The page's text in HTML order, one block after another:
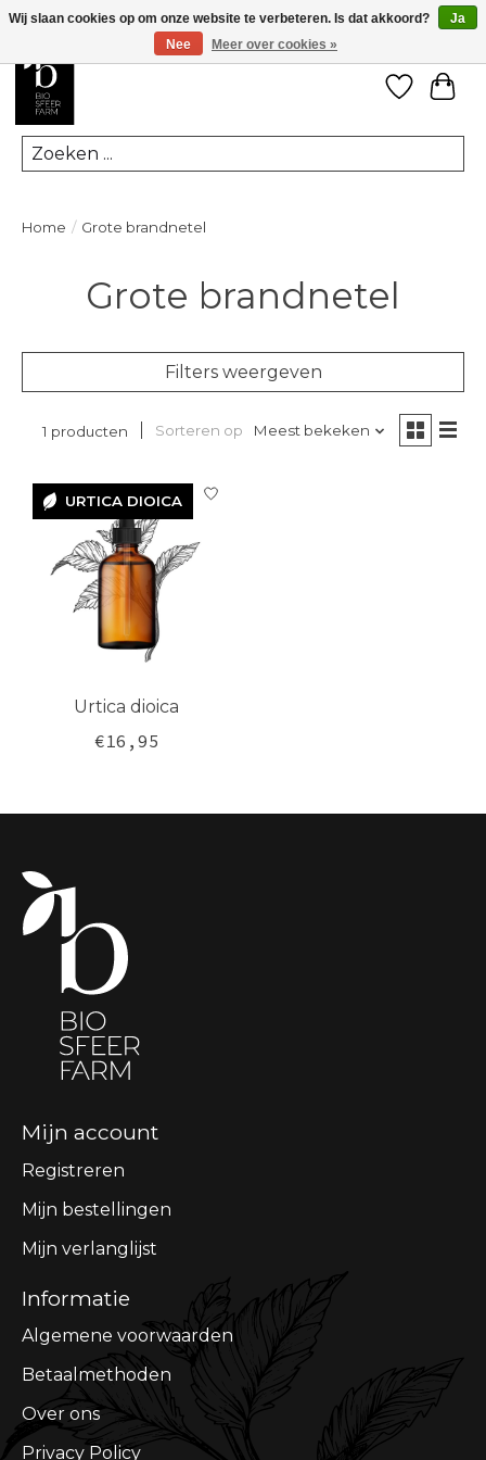
Zoeken
Home / Grote brandnetel
Grote brandnetel
Filters weergeven
1 producten Sorteren op Meest bekeken
URTICA DIOICA
URTICA
DIOICA
Urtica dioica
€16,95
Mijn account
Registreren
Mijn bestellingen
Mijn verlanglijst
Informatie
Algemene voorwaarden
Betaalmethoden
Over ons
Privacy Policy
Wij slaan cookies op om onze website te verbeteren. Is dat akkoord?
Ja
Nee
Meer over cookies »